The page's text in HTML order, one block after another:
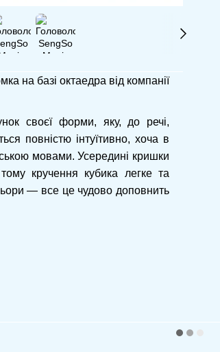
на базі октаедра від компанії
своєї форми, яку, до речі,
повністю інтуїтивно, хоча в
мовами. Усередині кришки
кручення кубика легке та
— все це чудово доповнить